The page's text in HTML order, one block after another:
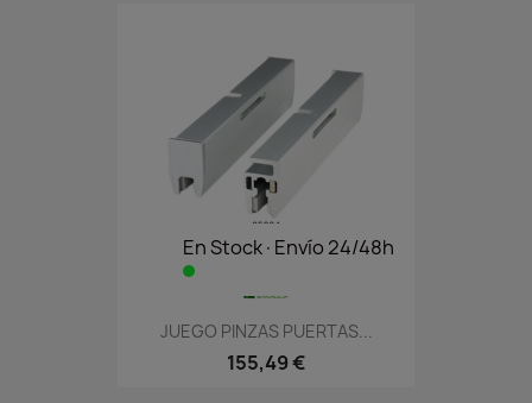
En Stock·Envío 24/48h
JUEGO PINZAS PUERTAS...
155,49 €